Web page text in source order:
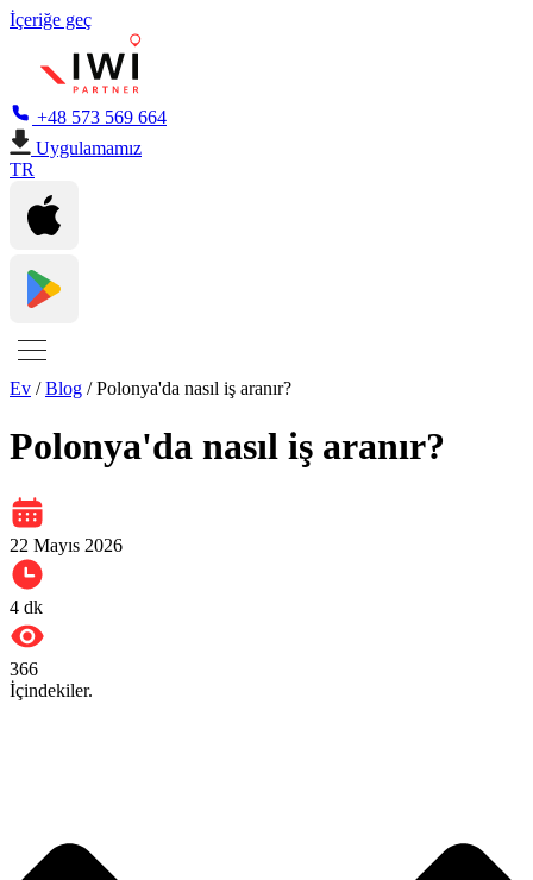
İçeriğe geç
+48 573 569 664
Uygulamamız
TR
Ev /Blog /Polonya'da nasıl iş aranır?
Polonya'da nasıl iş aranır?
22 Mayıs 2026
4 dk
366
İçindekiler.